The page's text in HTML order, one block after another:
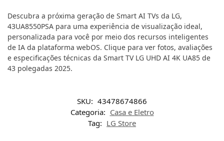
Descubra a próxima geração de Smart AI TVs da LG,
43UA8550PSA para uma experiência de visualização ideal,
personalizada para você por meio dos recursos inteligentes
de IA da plataforma webOS. Clique para ver fotos, avaliações
e especificações técnicas da Smart TV LG UHD AI 4K UA85 de
43 polegadas 2025.
SKU: 43478674866
Categoria: Casa e Eletro
Tag: LG Store